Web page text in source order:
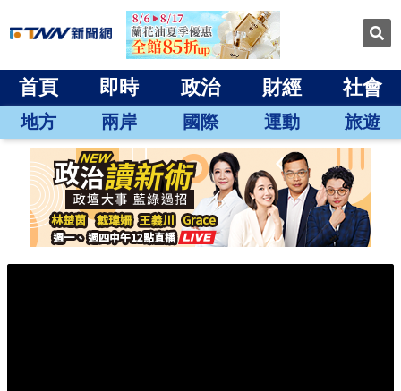
首頁 即時 政治 財經 社會
地方 兩岸 國際 運動 旅遊